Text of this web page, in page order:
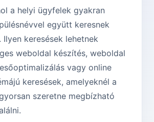
a helyi ügyfelek gyakran
együtt keresnek
keresések lehetnek
weboldal készítés, weboldal
vagy online
keresések, amelyeknél a
szeretne megbízható